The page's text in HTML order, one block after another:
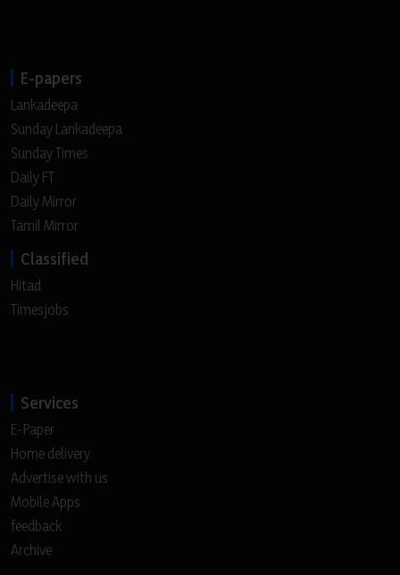
E-papers
Lankadeepa
Sunday Lankadeepa
Sunday Times
Daily FT
Daily Mirror
Tamil Mirror
Classified
Hitad
Timesjobs
Services
E-Paper
Home delivery
Advertise with us
Mobile Apps
feedback
Archive